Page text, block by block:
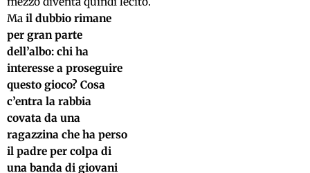
Ma il dubbio rimane
per gran parte
dell’albo: chi ha
interesse a proseguire
questo gioco? Cosa
c’entra la rabbia
covata da una
ragazzina che ha perso
il padre per colpa di
una banda di giovani